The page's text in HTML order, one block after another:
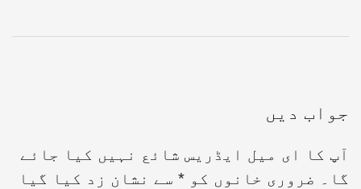
جواب دیں
آپ کا ای میل ایڈریس شائع نہیں کیا جائے
گا۔
ضروری خانوں کو * سے نشان زد کیا گیا